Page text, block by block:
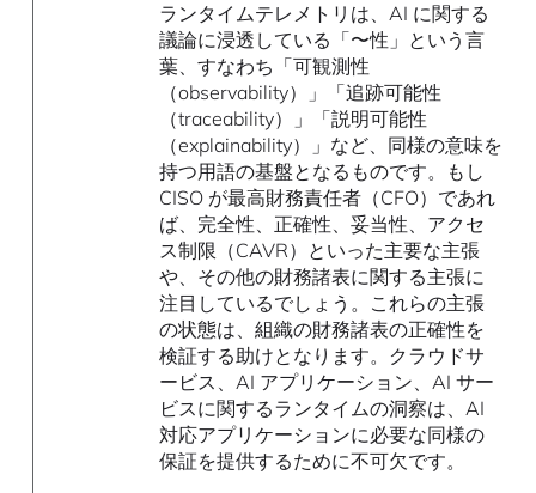
ランタイムテレメトリは、AI に関する
議論に浸透している「〜性」という言
葉、すなわち「可観測性
（observability）」「追跡可能性
（traceability）」「説明可能性
（explainability）」など、同様の意味を
持つ用語の基盤となるものです。もし
CISO が最高財務責任者（CFO）であれ
ば、完全性、正確性、妥当性、アクセ
ス制限（CAVR）といった主要な主張
や、その他の財務諸表に関する主張に
注目しているでしょう。これらの主張
の状態は、組織の財務諸表の正確性を
検証する助けとなります。クラウドサ
ービス、AI アプリケーション、AI サー
ビスに関するランタイムの洞察は、AI
対応アプリケーションに必要な同様の
保証を提供するために不可欠です。